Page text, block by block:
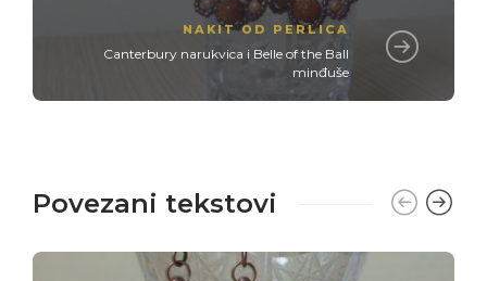
NAKIT OD PERLICA
Canterbury narukvica i Belle of the Ball
minđuše
Povezani tekstovi